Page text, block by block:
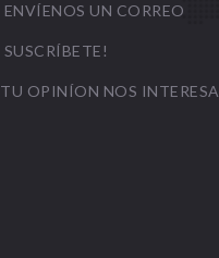
ENVÍENOS UN CORREO
SUSCRÍBETE!
TU OPINÍON NOS INTERESA